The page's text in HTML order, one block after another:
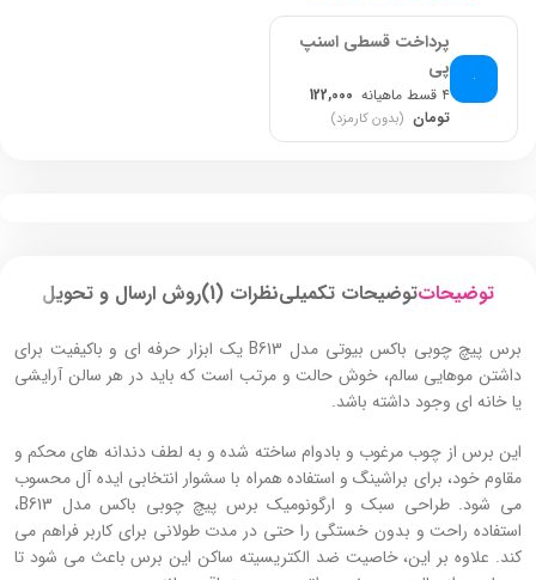
پرداخت قسطی اسنپ
پی
۴ قسط ماهیانه
122,000
تومان (بدون کارمزد)
توضیحاتتوضیحات تکمیلینظرات (1) روش ارسال و تحویل
برس پیچ چوبی باکس بیوتی مدل B613 یک ابزار حرفه‌ ای و باکیفیت برای
داشتن موهایی سالم، خوش‌ حالت و مرتب است که باید در هر سالن آرایشی
یا خانه ای وجود داشته باشد.
این برس از چوب مرغوب و بادوام ساخته شده و به لطف دندانه‌ های محکم و
مقاوم خود، برای براشینگ و استفاده همراه با سشوار انتخابی ایده‌ آل محسوب
می شود. طراحی سبک و ارگونومیک برس پیچ چوبی باکس مدل B613،
استفاده راحت و بدون خستگی را حتی در مدت طولانی برای کاربر فراهم می‌
کند. علاوه بر این، خاصیت ضد الکتریسیته ساکن این برس باعث می‌ شود تا